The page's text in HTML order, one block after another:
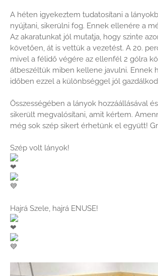
A héten igyekeztem tudatosítani a
nyújtani, sikerülni fog. Ennek ellenére a
Az akaratunkat jól mutatja, hogy szinte
követően, át is vettük a vezetést. A 20.
mivel a félidő végére az ellenfél 2 gólra
átbeszéltük miben kellene javulni. Ennek
időben ezzel a különbséggel jól
Összességében a lányok hozzáállásával
sikerült megvalósítani, amit kértem.
még sok szép sikert érhetünk el együtt!
Szép volt lányok!
Hajrá Szele, hajrá ENUSE!